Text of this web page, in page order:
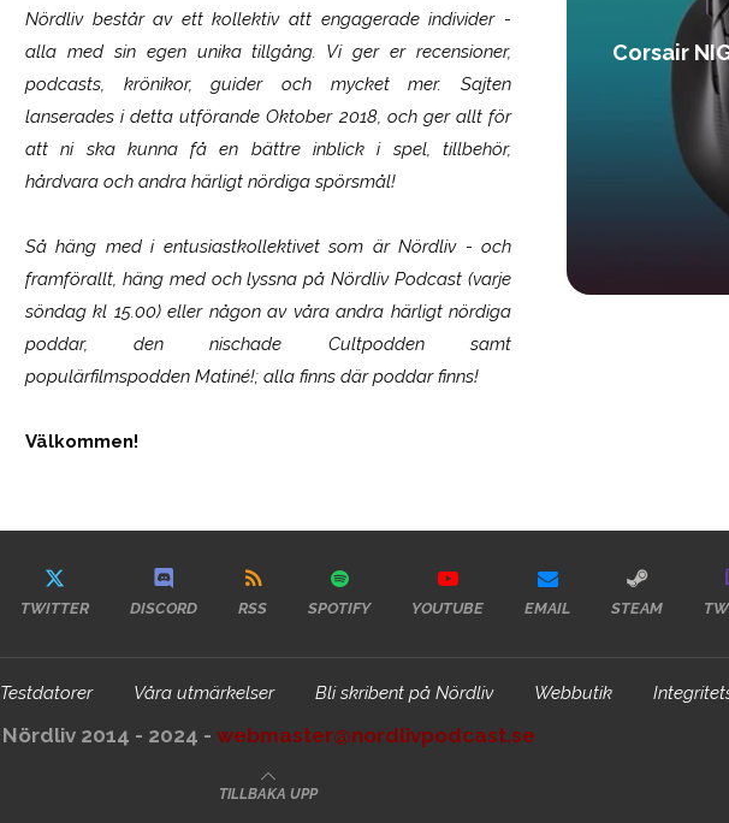
Nördliv består av ett kollektiv att engagerade individer -
alla med sin egen unika tillgång. Vi ger er recensioner,
podcasts, krönikor, guider och mycket mer. Sajten
lanserades i detta utförande Oktober 2018, och ger allt för
att ni ska kunna få en bättre inblick i spel, tillbehör,
hårdvara och andra härligt nördiga spörsmål!
Så häng med i entusiastkollektivet som ärNördliv- och
framförallt, häng med och lyssna på Nördliv Podcast (varje
söndag kl 15.00) eller någon av våra andra härligt nördiga
poddar, den nischade Cultpodden samt
populärfilmspodden Matiné!; alla finns där poddar finns!
Välkommen!
SCUF Gaming Omega Corsair
TWITTER DISCORD RSS SPOTIFY YOUTUBE EMAIL STEAM
Testdatorer Våra utmärkelser Bli skribent på Nördliv Webbutik
Nördliv 2014 - 2024 - webmaster@nordlivpodcast.se
TILLBAKA UPP